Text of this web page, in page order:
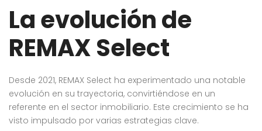
La evolución de
REMAX Select
Desde 2021, REMAX Select ha experimentado una notable
evolución en su trayectoria, convirtiéndose en un
referente en el sector inmobiliario. Este crecimiento se ha
visto impulsado por varias estrategias clave.